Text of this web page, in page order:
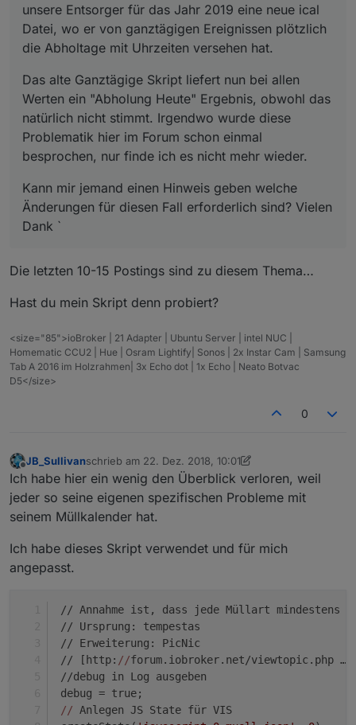
unsere Entsorger für das Jahr 2019 eine neue ical
Datei, wo er von ganztägigen Ereignissen plötzlich
die Abholtage mit Uhrzeiten versehen hat.
Das alte Ganztägige Skript liefert nun bei allen
Werten ein "Abholung Heute" Ergebnis, obwohl das
natürlich nicht stimmt. Irgendwo wurde diese
Problematik hier im Forum schon einmal
besprochen, nur finde ich es nicht mehr wieder.
Kann mir jemand einen Hinweis geben welche
Änderungen für diesen Fall erforderlich sind? Vielen
Dank `
Die letzten 10-15 Postings sind zu diesem Thema…
Hast du mein Skript denn probiert?
<size="85">ioBroker | 21 Adapter | Ubuntu Server | intel NUC |
Homematic CCU2 | Hue | Osram Lightify| Sonos | 2x Instar Cam | Samsung
Tab A 2016 im Holzrahmen| 3x Echo dot | 1x Echo | Neato Botvac
D5</size>
0
Offline
JB_Sullivanschrieb am 22. Dez. 2018, 10:01
zuletzt editiert von Jey Cee
Ich habe hier ein wenig den Überblick verloren, weil
jeder so seine eigenen spezifischen Probleme mit
seinem Müllkalender hat.
Ich habe dieses Skript verwendet und für mich
angepasst.
// Annahme ist, dass jede Müllart mindestens
// Ursprung: tempestas
// Erweiterung: PicNic
// [http: //forum.iobroker.net/viewtopic.php …
//debug in Log ausgeben
debug = true;
// Anlegen JS State für VIS